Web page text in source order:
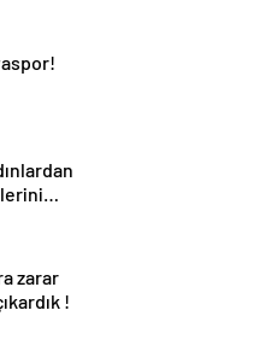
zarar
!